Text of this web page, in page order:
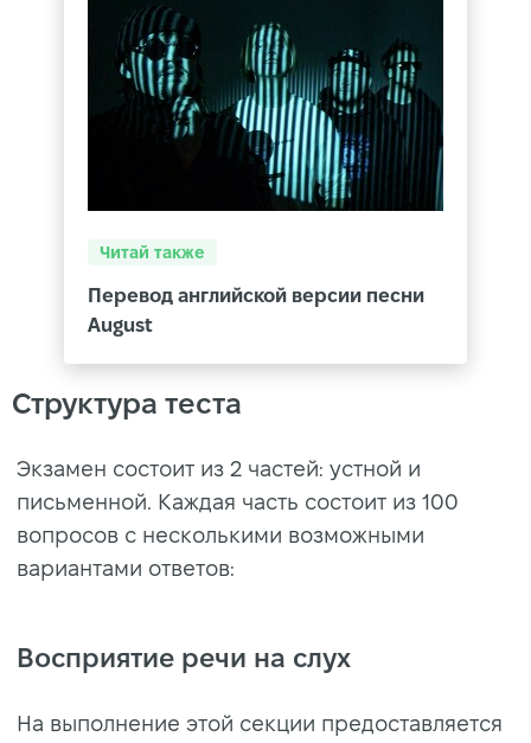
Читай также
Перевод английской версии песни
August
Структура теста
Экзамен состоит из 2 частей: устной и
письменной. Каждая часть состоит из 100
вопросов с несколькими возможными
вариантами ответов:
Восприятие речи на слух
На выполнение этой секции предоставляется